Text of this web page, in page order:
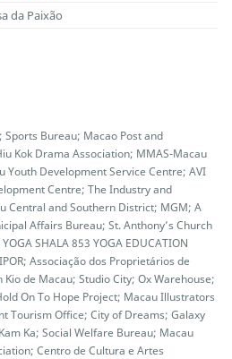
da Paixão
Bureau; Macao Post and
Kok Drama Association; MMAS-Macau
Youth Development Service Centre; AVI
Centre; The Industry and
Central and Southern District; MGM; A
Affairs Bureau; St. Anthony’s Church
SHALA 853 YOGA EDUCATION
Associação dos Proprietários de
de Macau; Studio City; Ox Warehouse;
On To Hope Project; Macau Illustrators
Tourism Office; City of Dreams; Galaxy
Ka; Social Welfare Bureau; Macau
Centro de Cultura e Artes